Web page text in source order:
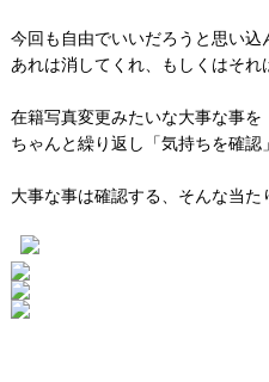
今回も自由でいいだろうと思い込
あれは消してくれ、もしくはそ
在籍写真変更みたいな大事な事を
ちゃんと繰り返し「気持ちを確
大事な事は確認する、そんな当た